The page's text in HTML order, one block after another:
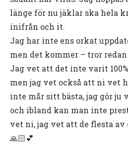
länge för nu jäklar ska hela
inifrån och it.
Jag har inte ens orkat
men det kommer – tror redan
Jag vet att det inte varit
men jag vet också att ni vet
inte mår sitt bästa, jag gör ju
och ibland kan man inte
vet ni, jag vet att de flesta av
🙏🏻💕